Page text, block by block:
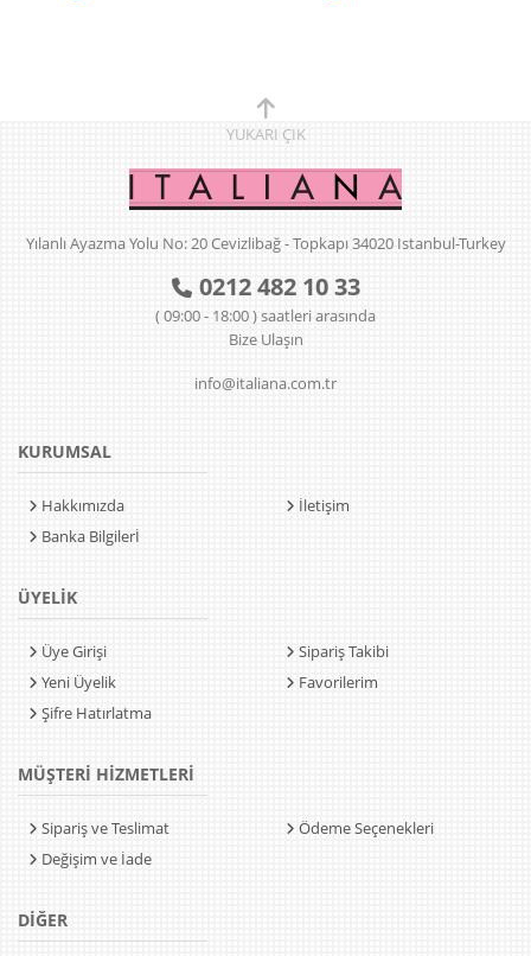
YUKARI ÇIK
Yılanlı Ayazma Yolu No: 20 Cevizlibağ - Topkapı 34020 Istanbul-Turkey
0212 482 10 33
( 09:00 - 18:00 ) saatleri arasında
Bize Ulaşın
info@italiana.com.tr
KURUMSAL
Hakkımızda
Banka Bilgilerİ
İletişim
ÜYELİK
Üye Girişi
Yeni Üyelik
Şifre Hatırlatma
Sipariş Takibi
Favorilerim
MÜŞTERİ HİZMETLERİ
Sipariş ve Teslimat
Değişim ve İade
Ödeme Seçenekleri
DİĞER